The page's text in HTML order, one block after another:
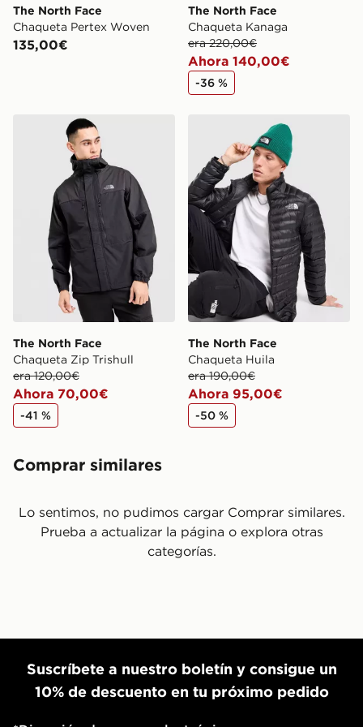
The North Face
Chaqueta Pertex Woven
135,00€
The North Face
Chaqueta Kanaga
era 220,00€
Ahora 140,00€
-36 %
The North Face Chaqueta Zip Trishull
The North Face
Chaqueta Zip Trishull
era 120,00€
Ahora 70,00€
-41 %
The North Face Chaqueta
The North Face
Chaqueta Huila
era 190,00€
Ahora 95,00€
-50 %
Comprar similares
Lo sentimos, no pudimos cargar Comprar similares.
Prueba a actualizar la página o explora otras
categorías.
Suscríbete a nuestro boletín y consigue un
10% de descuento en tu próximo pedido